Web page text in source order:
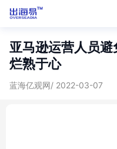
亚马逊运营人员
烂熟于心
蓝海亿观网/ 2022-03-07